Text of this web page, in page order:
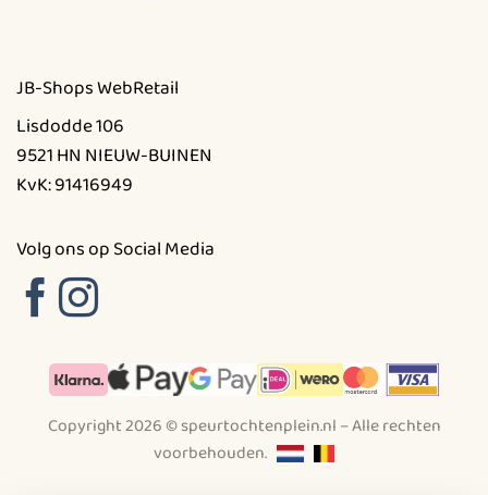
JB-Shops WebRetail
Lisdodde 106
9521 HN NIEUW-BUINEN
KvK: 91416949
Volg ons op Social Media
Copyright 2026 © speurtochtenplein.nl – Alle rechten
voorbehouden.